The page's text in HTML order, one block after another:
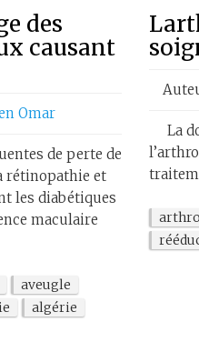
des
causant
Omar
de perte de
rétinopathie et
les diabétiques
maculaire
aveugle
algérie
La